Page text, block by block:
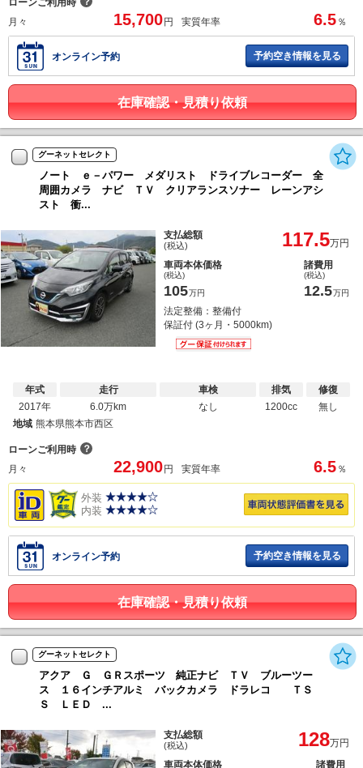
ローンご利用時
月々
15,700 円 実質年率 6.5 ％
オンライン予約 予約空き情報を見る
在庫確認・見積り依頼
グーネットセレクト
ノート ｅ－パワー メダリスト ドライブレコーダー 全
周囲カメラ ナビ ＴＶ クリアランスソナー レーンアシ
スト 衝...
支払総額
(税込) 117.5万円
車両本体価格
(税込)
105万円
諸費用
(税込)
12.5万円
法定整備：整備付
保証付 (3ヶ月・5000km)
年式
2017年
走行
6.0万km
車検
なし
排気
1200cc
修復
無し
地域 熊本県熊本市西区
ローンご利用時 ？
月々
22,900円 実質年率 6.5 ％
外装
内装
オンライン予約 予約空き情報を見る
在庫確認・見積り依頼
グーネットセレクト
アクア Ｇ ＧＲスポーツ 純正ナビ ＴＶ ブルーツー
ス １６インチアルミ バックカメラ ドラレコ ＴＳ
Ｓ ＬＥＤ ...
支払総額
(税込) 128万円
車両本体価格
諸費用